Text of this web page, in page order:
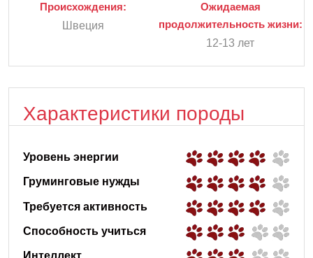
Происхождения:
Швеция
Ожидаемая
продолжительность жизни:
12-13 лет
Характеристики породы
Уровень энергии
Груминговые нужды
Требуется активность
Способность учиться
Интеллект